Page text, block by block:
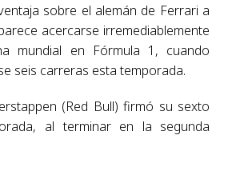
sobre el alemán de Ferrari a
acercarse irremediablemente
mundial en Fórmula 1, cuando
seis carreras esta temporada.
(Red Bull) firmó su sexto
al terminar en la segunda